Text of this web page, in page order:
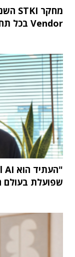
Vendor בכל תחומי שוק ה-IT
שפועלת בעולם